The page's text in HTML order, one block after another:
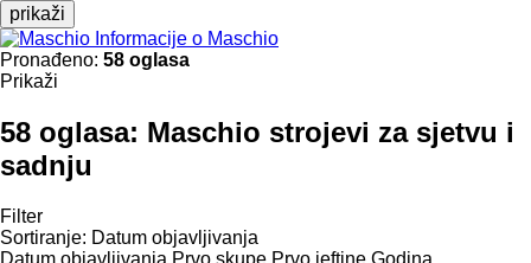
prikaži
Informacije o Maschio
Pronađeno: 58 oglasa
Prikaži
58 oglasa: Maschio strojevi za sjetvu i
sadnju
Filter
Sortiranje: Datum objavljivanja
Datum objavljivanja Prvo skupe Prvo jeftine Godina